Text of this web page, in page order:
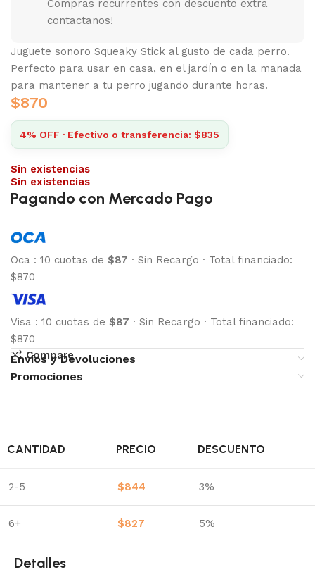
Compras recurrentes con descuento extra
contactanos!
Juguete sonoro Squeaky Stick al gusto de cada perro.
Perfecto para usar en casa, en el jardín o en la manada
para mantener a tu perro jugando durante horas.
$870
4% OFF · Efectivo o transferencia: $835
Sin existencias
Sin existencias
Pagando con Mercado Pago
Oca : 10 cuotas de $87 · Sin Recargo · Total financiado:
$870
Visa : 10 cuotas de $87 · Sin Recargo · Total financiado:
$870
Compare
Envíos y Devoluciones
Promociones
CANTIDAD PRECIO DESCUENTO
2-5 $844 3%
6+ $827 5%
Detalles